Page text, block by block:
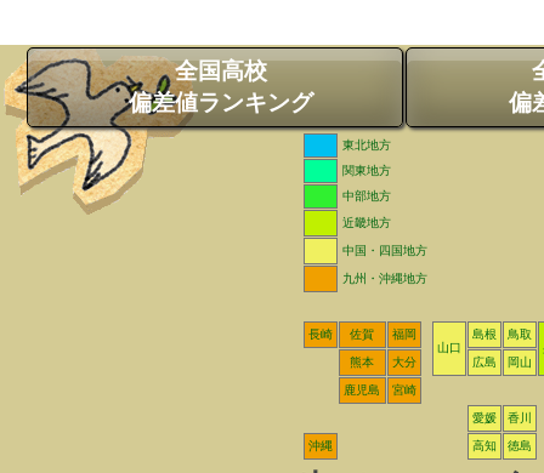
全国高校
偏差値ランキング
偏
東北地方
関東地方
中部地方
近畿地方
中国・四国地方
九州・沖縄地方
長崎 佐賀
福岡
山口
島根
鳥取
熊本
大分 広島 岡山
鹿児島 宮崎
愛媛 香川
沖縄 高知 徳島